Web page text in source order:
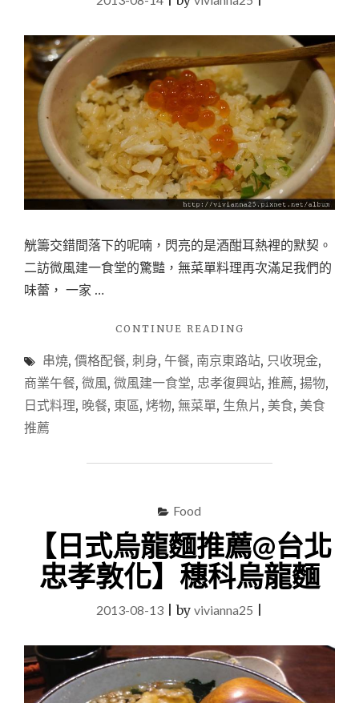
潢
是
網
紅
熱
門
打
卡
景
點！
(內
與
外
帶
觥籌交錯間落下的呢喃，閃亮的是酒酣耳熱裡的默契。
二訪微風建一食堂的驚豔，無菜單料理再次滿足我們的
味蕾， 一家 …
CONTINUE READING
無
菜
料
薦
東
區】
微
風
一
堂-
二
訪"
串燒, 價格配餐, 刺身, 午餐, 南京東路站, 只收現金,
商業午餐, 微風, 微風建一食堂, 忠孝復興站, 推薦, 揚物,
日式料理, 晚餐, 東區, 烤物, 無菜單, 生魚片 , 美食, 美食
推薦
Food
【日式烏龍麵推薦@台北
忠孝敦化】穗科烏龍麵
2013-08-13 |by vivianna25